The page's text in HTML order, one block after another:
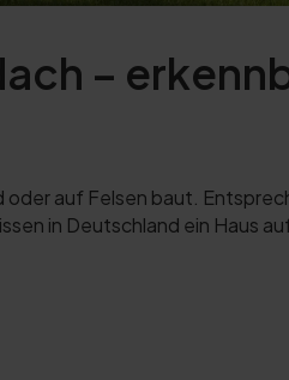
–
auf Felsen baut.
in Deutschland ein Haus